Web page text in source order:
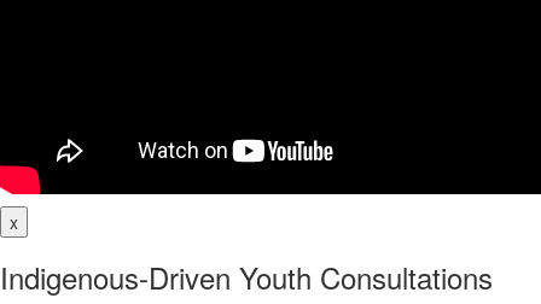
x
Indigenous-Driven Youth Consultations